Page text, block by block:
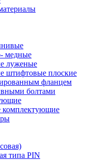
медные
луженые
штифтовые плоские
фланцем
болтами
комплектующие
типа PIN